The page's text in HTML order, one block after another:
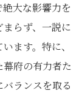
大な影響力を
らず、一説に
ます。特に、
府の有力者た
ランスを取る